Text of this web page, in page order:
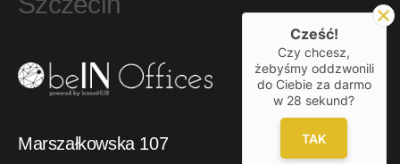
Marszałkowska 107
Cześć!
Czy chcesz,
żebyśmy oddzwonili
do Ciebie za darmo
w 28 sekund?
TAK